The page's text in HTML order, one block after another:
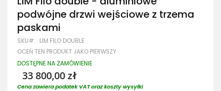
na
początek
galerii
podwójne drzwi wejściowe z trzema
paskami
SKU LIM FILO DOUBLE
OCEŃ TEN PRODUKT JAKO PIERWSZY
DOSTĘPNE NA ZAMÓWIENIE
33 800,00 zł
Cena zawiera podatek VAT oraz koszty wysyłki